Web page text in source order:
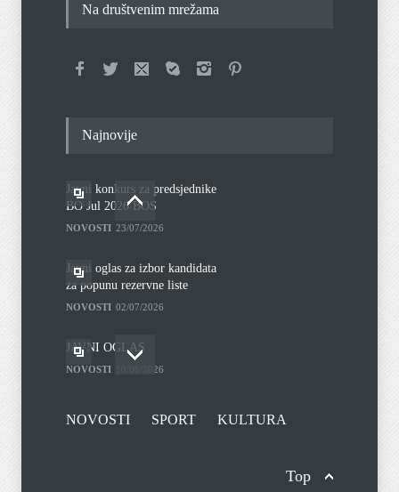
Na društvenim mrežama
Najnovije
Javni konkurs za predsjednike
BO Jul 2026 BOS
NOVOSTI 23/07/2026
Javni oglas za izbor kandidata
za popunu rezervne liste
NOVOSTI 02/07/2026
JAVNI OGLAS
NOVOSTI 10/06/2026
NOVOSTI SPORT KULTURA
Top